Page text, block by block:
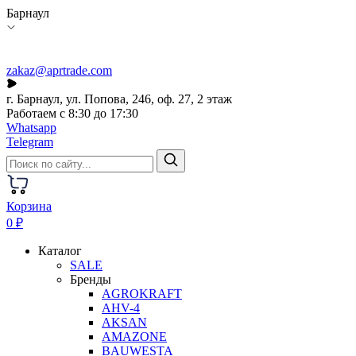
Барнаул
zakaz@aprtrade.com
г. Барнаул, ул. Попова, 246, оф. 27, 2 этаж
Работаем с 8:30 до 17:30
Whatsapp
Telegram
Корзина
0 ₽
Каталог
SALE
Бренды
AGROKRAFT
AHV-4
AKSAN
AMAZONE
BAUWESTA